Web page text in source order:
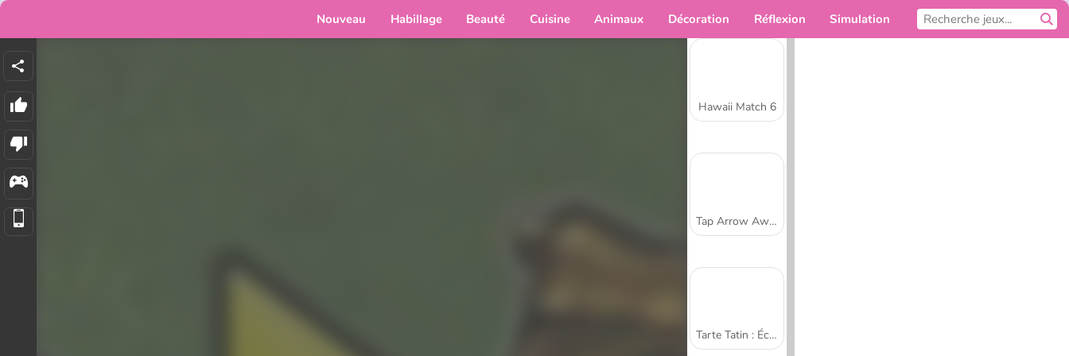
Nouveau Habillage Beauté Cuisine Animaux Décoration Réflexion Simulation
Hawaii Match 6
Tap Arrow Away
Tarte Tatin : École de cuisine de Sara